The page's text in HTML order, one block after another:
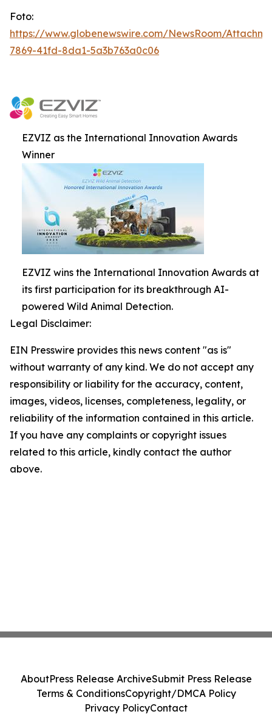
Foto:
https://www.globenewswire.com/NewsRoom/
7869-41fd-8da1-5a3b763a0c06
EZVIZ as the International Innovation Awards
Winner
EZVIZ wins the International Innovation Awards at
its first participation for its breakthrough AI-
powered Wild Animal Detection.
Legal Disclaimer:
EIN Presswire provides this news content "as is"
without warranty of any kind. We do not accept any
responsibility or liability for the accuracy, content,
images, videos, licenses, completeness, legality, or
reliability of the information contained in this article.
If you have any complaints or copyright issues
related to this article, kindly contact the author
above.
AboutPress Release ArchiveSubmit Press Release
Terms & ConditionsCopyright/DMCA Policy
Privacy PolicyContact